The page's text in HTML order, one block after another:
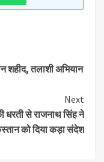
तलाशी अभियान
Next
धरती से राजनाथ सिंह ने
को दिया कड़ा संदेश